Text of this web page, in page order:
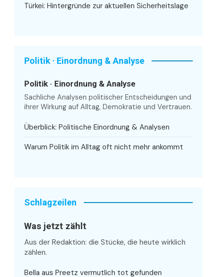
Türkei: Hintergründe zur aktuellen Sicherheitslage
Politik · Einordnung & Analyse
Politik · Einordnung & Analyse
Sachliche Analysen politischer Entscheidungen und
ihrer Wirkung auf Alltag, Demokratie und Vertrauen.
Überblick: Politische Einordnung & Analysen
Warum Politik im Alltag oft nicht mehr ankommt
Schlagzeilen
Was jetzt zählt
Aus der Redaktion: die Stücke, die heute wirklich
zählen.
Bella aus Preetz vermutlich tot gefunden